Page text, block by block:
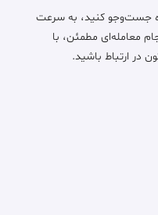
جست‌وجو کنید، به سرعت
معامله‌ای مطمئن، با
در ارتباط باشید.